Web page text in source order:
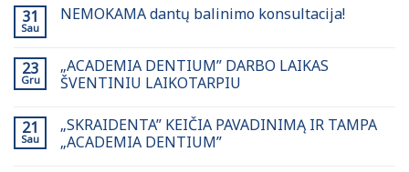
31
Sau
NEMOKAMA dantų balinimo konsultacija!
23
Gru
„ACADEMIA DENTIUM” DARBO LAIKAS
ŠVENTINIU LAIKOTARPIU
21
Sau
„SKRAIDENTA” KEIČIA PAVADINIMĄ IR TAMPA
„ACADEMIA DENTIUM”